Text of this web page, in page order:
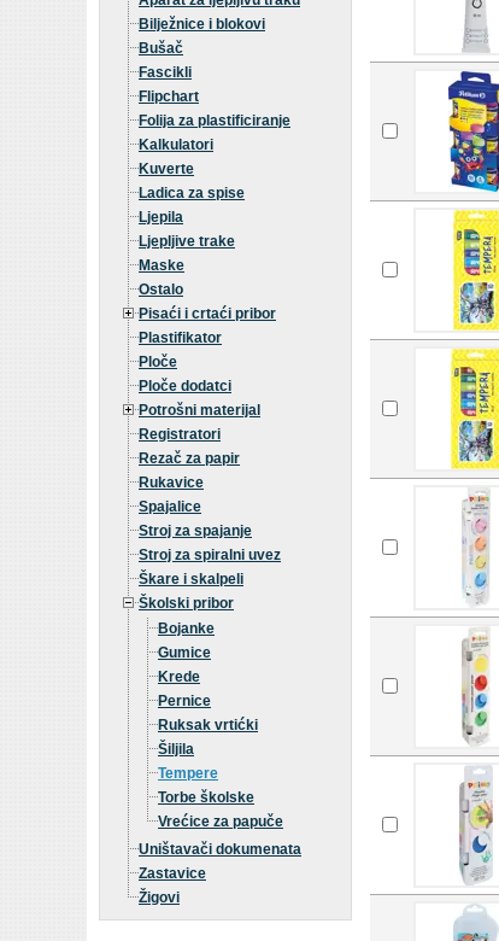
Bilježnice i blokovi
Bušač
Fascikli
Flipchart
Folija za plastificiranje
Kalkulatori
Kuverte
Ladica za spise
Ljepila
Ljepljive trake
Maske
Ostalo
Pisaći i crtaći pribor
Plastifikator
Ploče
Ploče dodatci
Potrošni materijal
Registratori
Rezač za papir
Rukavice
Spajalice
Stroj za spajanje
Stroj za spiralni uvez
Škare i skalpeli
Školski pribor
Bojanke
Gumice
Krede
Pernice
Ruksak vrtićki
Šiljila
Tempere
Torbe školske
Vrećice za papuče
Uništavači dokumenata
Zastavice
Žigovi